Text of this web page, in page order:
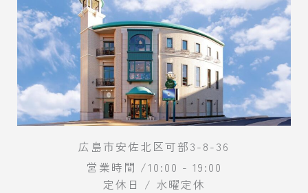
広島市安佐北区可部3-8-36
営業時間 /10:00 - 19:00
定休日 / 水曜定休